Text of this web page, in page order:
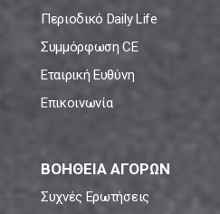
Περιοδικό Daily Life
Συμμόρφωση CE
Εταιρική Ευθύνη
Επικοινωνία
ΒΟΗΘΕΙΑ ΑΓΟΡΩΝ
Συχνές Ερωτήσεις